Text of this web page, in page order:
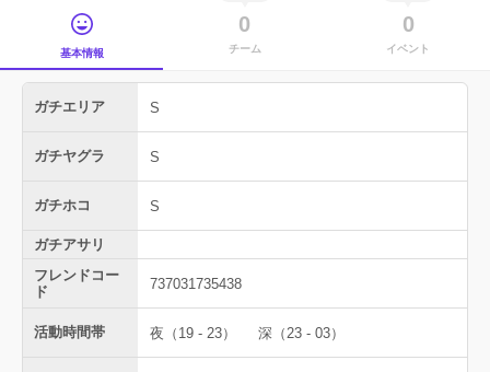
基本情報
0
チーム
0
イベント
ガチエリア S
ガチヤグラ S
ガチホコ S
ガチアサリ
フレンドコー
ド
737031735438
活動時間帯 夜（19 - 23） 深（23 - 03）